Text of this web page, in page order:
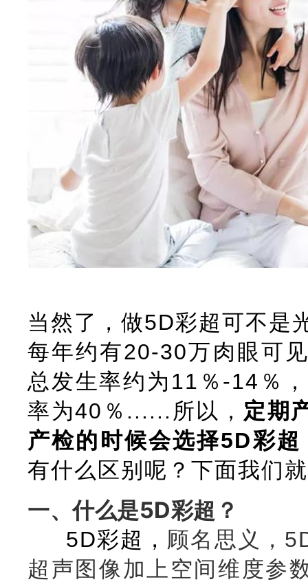
当然了，做5D彩超可不是
每年约有20-30万肉眼可
总发生率约为11％-14％
率为40％......所以， 定期
产检的时候会选择5D彩超
有什么区别呢？下面我们
一、什么是5D彩超？
5D彩超 ， 顾名思义，
超声图像加上空间维度参